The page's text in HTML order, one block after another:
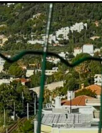
NOTRE MISSION
NOS PROJETS
NOS MOYENS